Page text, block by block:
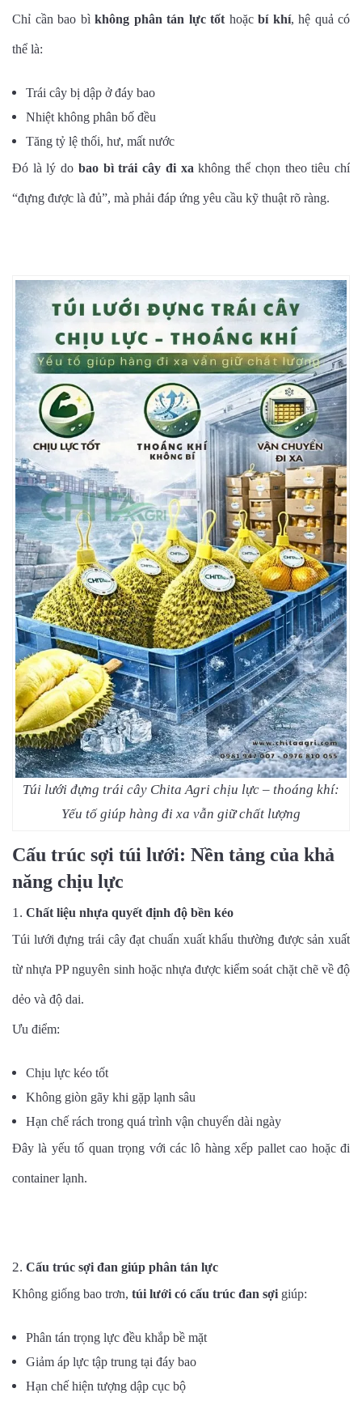
Chỉ cần bao bì không phân tán lực tốt hoặc bí khí, hệ quả có
thể là:
Trái cây bị dập ở đáy bao
Nhiệt không phân bố đều
Tăng tỷ lệ thối, hư, mất nước
Đó là lý do bao bì trái cây đi xa không thể chọn theo tiêu chí
“đựng được là đủ”, mà phải đáp ứng yêu cầu kỹ thuật rõ ràng.
Túi lưới đựng trái cây Chita Agri chịu lực – thoáng khí:
Yếu tố giúp hàng đi xa vẫn giữ chất lượng
Cấu trúc sợi túi lưới: Nền tảng của khả
năng chịu lực
Chất liệu nhựa quyết định độ bền kéo
Túi lưới đựng trái cây đạt chuẩn xuất khẩu thường được sản xuất
từ nhựa PP nguyên sinh hoặc nhựa được kiểm soát chặt chẽ về độ
dẻo và độ dai.
Ưu điểm:
Chịu lực kéo tốt
Không giòn gãy khi gặp lạnh sâu
Hạn chế rách trong quá trình vận chuyển dài ngày
Đây là yếu tố quan trọng với các lô hàng xếp pallet cao hoặc đi
container lạnh.
Cấu trúc sợi đan giúp phân tán lực
Không giống bao trơn, túi lưới có cấu trúc đan sợi giúp:
Phân tán trọng lực đều khắp bề mặt
Giảm áp lực tập trung tại đáy bao
Hạn chế hiện tượng dập cục bộ